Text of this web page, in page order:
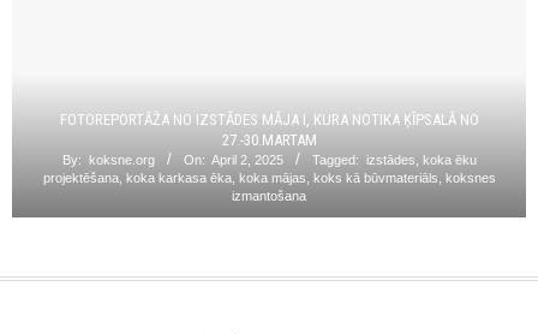
FOTOREPORTĀŽA NO IZSTĀDES MĀJA I, KURA NOTIKA ĶĪPSALĀ NO
27.-30.MARTAM
By: koksne.org On: April 2, 2025 Tagged: izstādes
koka ēku
projektēšana, koka karkasa ēka, koka mājas koks kā būvmateriāls koksnes
izmantošana